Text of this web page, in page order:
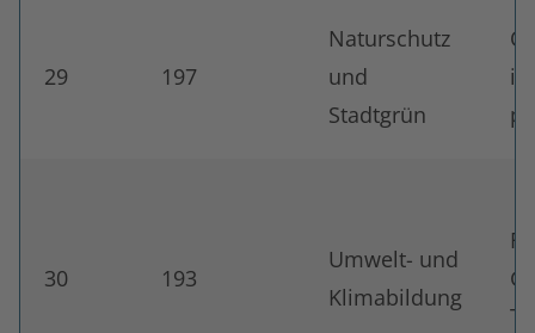
29 197
Naturschutz
und
Stadtgrün
30 193
Umwelt- und
Klimabildung